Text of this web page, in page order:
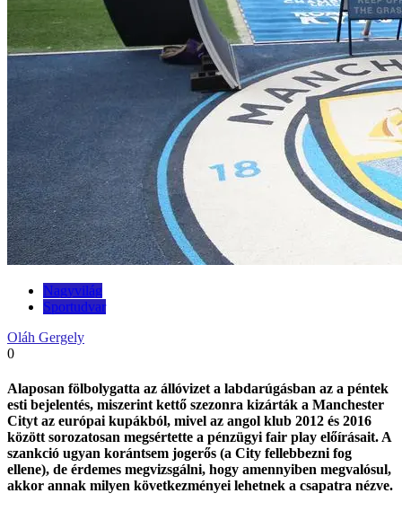
Nagyvilág
Sportudvar
Oláh Gergely
0
Alaposan fölbolygatta az állóvizet a labdarúgásban az a péntek
esti bejelentés, miszerint kettő szezonra kizárták a Manchester
Cityt az európai kupákból, mivel az angol klub 2012 és 2016
között sorozatosan megsértette a pénzügyi fair play előírásait. A
szankció ugyan korántsem jogerős (a City fellebbezni fog
ellene), de érdemes megvizsgálni, hogy amennyiben megvalósul,
akkor annak milyen következményei lehetnek a csapatra nézve.